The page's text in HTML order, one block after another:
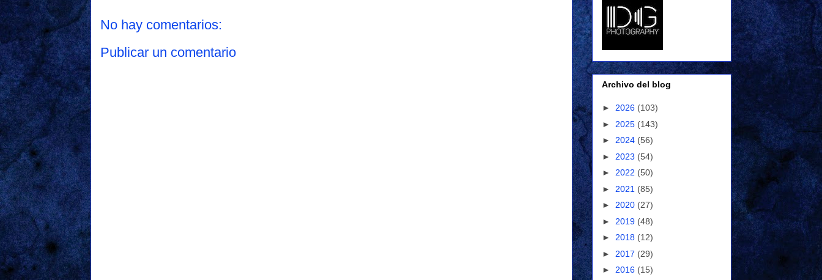
No hay comentarios:
Publicar un comentario
Archivo del blog
► 2026 (103)
► 2025 (143)
► 2024 (56)
► 2023 (54)
► 2022 (50)
► 2021 (85)
► 2020 (27)
► 2019 (48)
► 2018 (12)
► 2017 (29)
► 2016 (15)